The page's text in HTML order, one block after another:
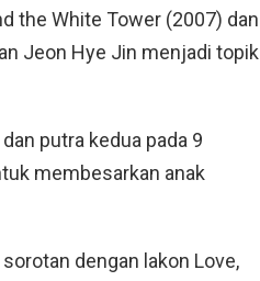
the White Tower (2007) dan
Jeon Hye Jin menjadi topik
putra kedua pada 9
membesarkan anak
dengan lakon Love,